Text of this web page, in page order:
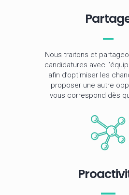
Nous traitons et
candidatures avec
afin d’optimiser les
proposer une autre
vous correspond dès